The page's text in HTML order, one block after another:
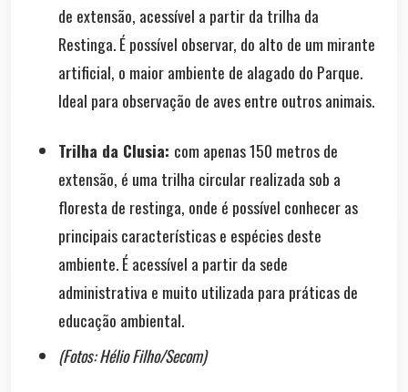
de extensão, acessível a partir da trilha da
Restinga. É possível observar, do alto de um mirante
artificial, o maior ambiente de alagado do Parque.
Ideal para observação de aves entre outros animais.
Trilha da Clusia: com apenas 150 metros de
extensão, é uma trilha circular realizada sob a
floresta de restinga, onde é possível conhecer as
principais características e espécies deste
ambiente. É acessível a partir da sede
administrativa e muito utilizada para práticas de
educação ambiental.
(Fotos: Hélio Filho/Secom)